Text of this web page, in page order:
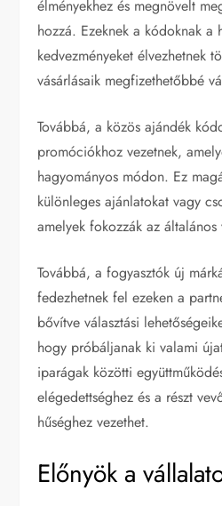
élményekhez és megnövelt
hozzá. Ezeknek a kódoknak a
kedvezményeket élvezhetnek
vásárlásaik megfizethetőbbé
Továbbá, a közös ajándék
promóciókhoz vezetnek,
hagyományos módon. Ez
különleges ajánlatokat vagy
amelyek fokozzák az általános
Továbbá, a fogyasztók új
fedezhetnek fel ezeken a
bővítve választási
hogy próbáljanak ki valami
iparágak közötti
elégedettséghez és a részt
hűséghez vezethet.
Előnyök a